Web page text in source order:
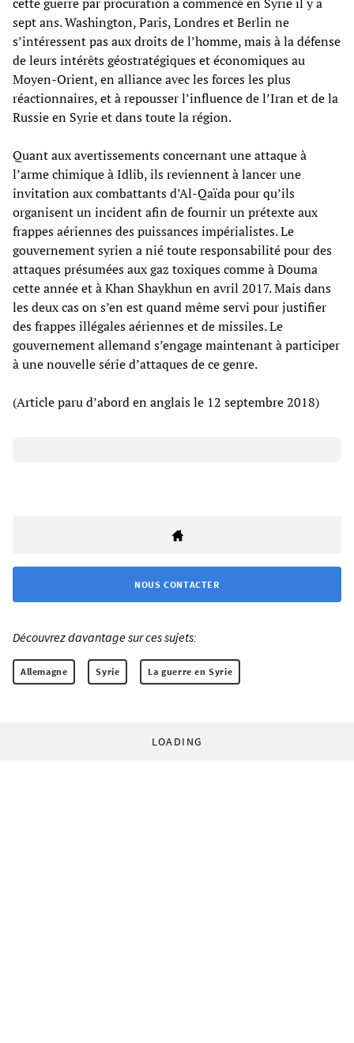
sept ans. Washington, Paris, Londres et Berlin ne
s’intéressent pas aux droits de l’homme, mais à la défense
de leurs intérêts géostratégiques et économiques au
Moyen-Orient, en alliance avec les forces les plus
réactionnaires, et à repousser l’influence de l’Iran et de la
Russie en Syrie et dans toute la région.
Quant aux avertissements concernant une attaque à
l’arme chimique à Idlib, ils reviennent à lancer une
invitation aux combattants d’Al-Qaïda pour qu’ils
organisent un incident afin de fournir un prétexte aux
frappes aériennes des puissances impérialistes. Le
gouvernement syrien a nié toute responsabilité pour des
attaques présumées aux gaz toxiques comme à Douma
cette année et à Khan Shaykhun en avril 2017. Mais dans
les deux cas on s’en est quand même servi pour justifier
des frappes illégales aériennes et de missiles. Le
gouvernement allemand s’engage maintenant à participer
à une nouvelle série d’attaques de ce genre.
(Article paru d’abord en anglais le 12 septembre 2018)
NOUS CONTACTER
Découvrez davantage sur ces sujets:
Allemagne Syrie La guerre en Syrie
LOADING